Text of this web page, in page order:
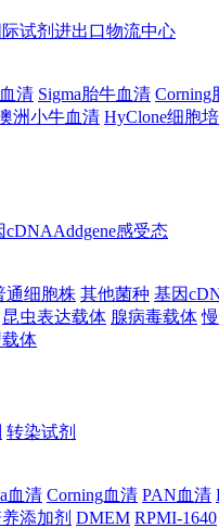
试剂进出口物流中心
清 Sigma胎牛血清 Corning
洲小牛血清 HyClone细胞
cDNAAddgene感受态
通细胞株 其他菌种 基因
昆虫表达载体 腺病毒载体
体
转染试剂
血清 Corning血清 PAN血清
添加剂 DMEM RPMI-1640